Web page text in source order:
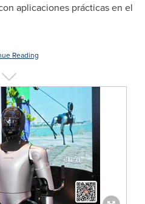
aplicaciones prácticas en el
Reading